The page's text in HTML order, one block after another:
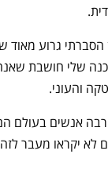
הסברתי גרוע
שלי חושבת
והעוני.
אנשים בעולם
לא יקראו מעבר